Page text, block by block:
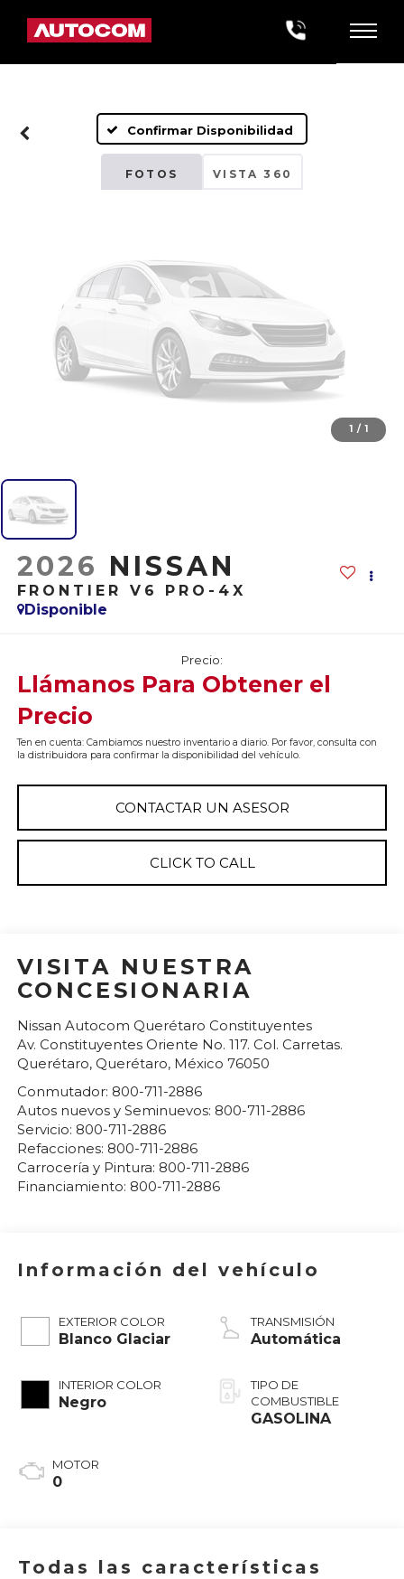
Confirmar Disponibilidad
FOTOS VISTA 360
Fotos No
Disponibles
Por favor, revise luego
1 / 1
2026 NISSAN
FRONTIER V6 PRO-4X
Disponible
Precio:
Llámanos Para Obtener el
Precio
Ten en cuenta: Cambiamos nuestro inventario a diario. Por favor, consulta con
la distribuidora para confirmar la disponibilidad del vehículo.
CONTACTAR UN ASESOR
CLICK TO CALL
VISITA NUESTRA
CONCESIONARIA
Nissan Autocom Querétaro Constituyentes
Av. Constituyentes Oriente No. 117. Col. Carretas.
Querétaro, Querétaro, México 76050
Conmutador: 800-711-2886
Autos nuevos y Seminuevos: 800-711-2886
Servicio: 800-711-2886
Refacciones: 800-711-2886
Carrocería y Pintura: 800-711-2886
Financiamiento: 800-711-2886
Información del vehículo
EXTERIOR COLOR
Blanco Glaciar
INTERIOR COLOR
Negro
MOTOR
0
TRANSMISIÓN
Automática
TIPO DE
COMBUSTIBLE
GASOLINA
Todas las características